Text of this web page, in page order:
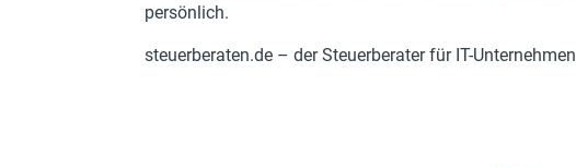
persönlich.
steuerberaten.de – der Steuerberater für IT-Unternehmen